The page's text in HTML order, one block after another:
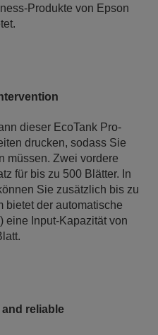
Produkte von Epson
dieser EcoTank Pro-
drucken, sodass Sie
müssen. Zwei vordere
für bis zu 500 Blätter. In
Sie zusätzlich bis zu
bietet der automatische
eine Input-Kapazität von
reliable